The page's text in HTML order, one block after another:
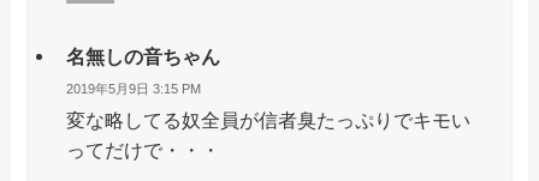
名無しの音ちゃん
2019年5月9日 3:15 PM
変な略してる奴全員が信者臭たっぷりでキモい
ってだけで・・・